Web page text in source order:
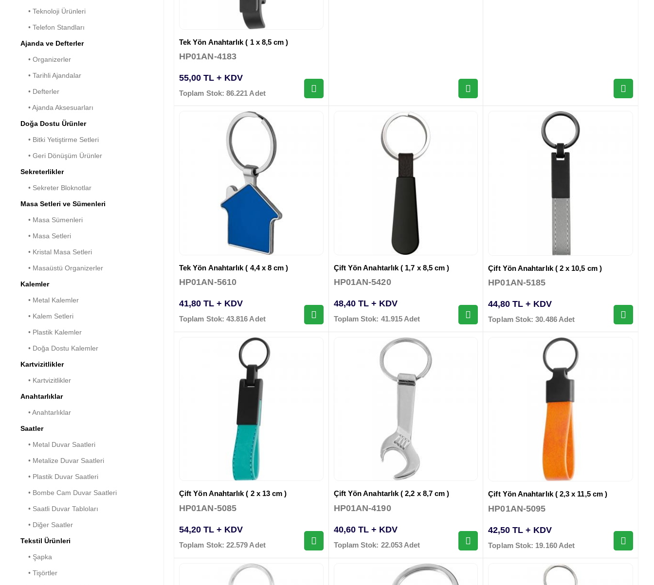
• Teknoloji Ürünleri
• Telefon Standları
Ajanda ve Defterler
• Organizerler
• Tarihli Ajandalar
• Defterler
• Ajanda Aksesuarları
Doğa Dostu Ürünler
• Bitki Yetiştirme Setleri
• Geri Dönüşüm Ürünler
Sekreterlikler
• Sekreter Bloknotlar
Masa Setleri ve Sümenleri
• Masa Sümenleri
• Masa Setleri
• Kristal Masa Setleri
• Masaüstü Organizerler
Kalemler
• Metal Kalemler
• Kalem Setleri
• Plastik Kalemler
• Doğa Dostu Kalemler
Kartvizitlikler
• Kartvizitlikler
Anahtarlıklar
• Anahtarlıklar
Saatler
• Metal Duvar Saatleri
• Metalize Duvar Saatleri
• Plastik Duvar Saatleri
• Bombe Cam Duvar Saatleri
• Saatli Duvar Tabloları
• Diğer Saatler
Tekstil Ürünleri
• Şapka
• Tişörtler
Tek Yön Anahtarlık ( 1 x 8,5 cm )
HP01AN-4183
55,00 TL + KDV
Toplam Stok: 86.221 Adet
Tek Yön Anahtarlık ( 4,4 x 8 cm )
HP01AN-5610
41,80 TL + KDV
Toplam Stok: 43.816 Adet
Çift Yön Anahtarlık ( 1,7 x 8,5 cm )
HP01AN-5420
48,40 TL + KDV
Toplam Stok: 41.915 Adet
Çift Yön Anahtarlık ( 2 x 10,5 cm )
HP01AN-5185
44,80 TL + KDV
Toplam Stok: 30.486 Adet
Çift Yön Anahtarlık ( 2 x 13 cm )
HP01AN-5085
54,20 TL + KDV
Toplam Stok: 22.579 Adet
Çift Yön Anahtarlık ( 2,2 x 8,7 cm )
HP01AN-4190
40,60 TL + KDV
Toplam Stok: 22.053 Adet
Çift Yön Anahtarlık ( 2,3 x 11,5 cm )
HP01AN-5095
42,50 TL + KDV
Toplam Stok: 19.160 Adet